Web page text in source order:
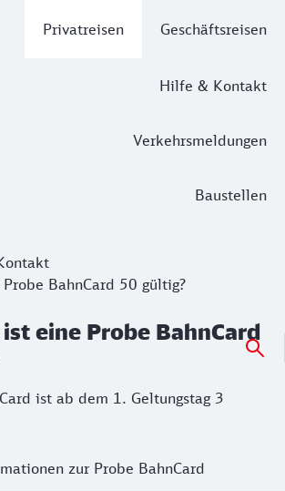
Privatreisen Geschäftsreisen
Hilfe & Kontakt
Verkehrsmeldungen
Baustellen
BahnCard 50 gültig?
eine Probe BahnCard
ist ab dem 1. Geltungstag 3
zur Probe BahnCard